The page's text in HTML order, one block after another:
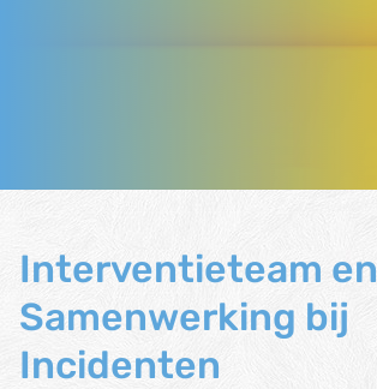
Interventieteam en
Samenwerking bij
Incidenten